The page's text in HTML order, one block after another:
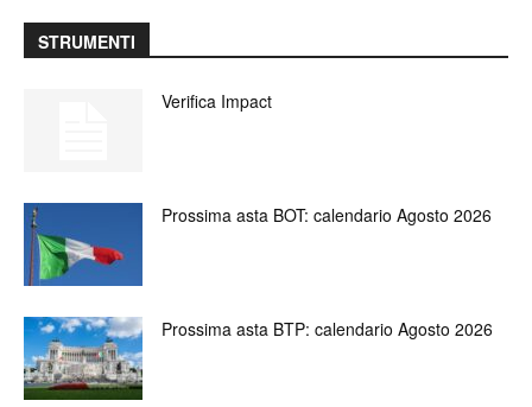
STRUMENTI
Verifica Impact
Prossima asta BOT: calendario Agosto 2026
Prossima asta BTP: calendario Agosto 2026